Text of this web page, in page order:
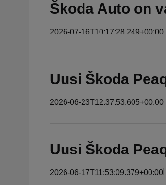
Škoda Auto on
2026-07-16T10:17:28.249+00:00
Uusi Škoda
2026-06-23T12:37:53.605+00:00
Uusi Škoda
2026-06-17T11:53:09.379+00:00